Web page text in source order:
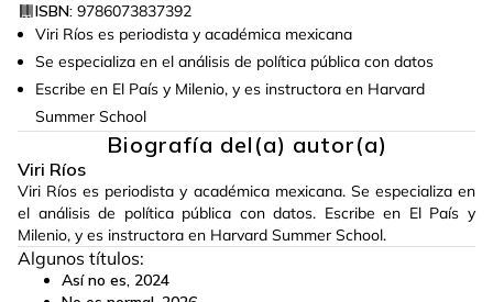
ISBN: 9786073837392
Viri Ríos es periodista y académica mexicana
Se especializa en el análisis de política pública con datos
Escribe en El País y Milenio, y es instructora en Harvard
Summer School
Biografía del(a) autor(a)
Viri Ríos
Viri Ríos es periodista y académica mexicana. Se especializa en
el análisis de política pública con datos. Escribe en El País y
Milenio, y es instructora en Harvard Summer School.
Algunos títulos:
Así no es, 2024